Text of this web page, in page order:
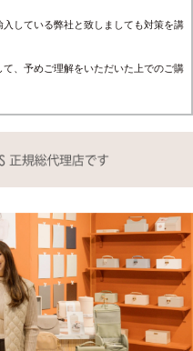
している弊社と致しましても対策を講
、予めご理解をいただいた上でのご購